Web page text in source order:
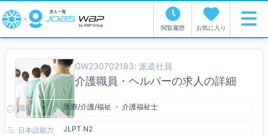
お気に入り
閲覧履歴
GW230702183: 派遣社員
介護職員・ヘルパーの求人の詳細
職種 医療/介護/福祉 ・ 介護福祉士
日本語能力 JLPT N2